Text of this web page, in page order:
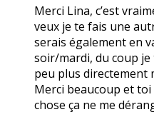
Merci Lina, c’est
veux je te fais une
serais également en
soir/mardi, du coup
peu plus directement
Merci beaucoup et toi
chose ça ne me